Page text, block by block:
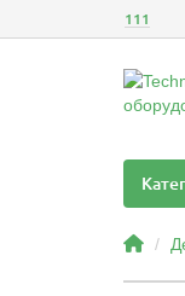
111